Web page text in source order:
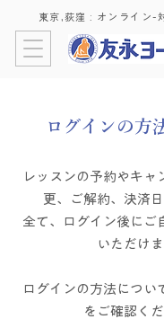
東京,荻窪 : ​オンライン-
ログインの方
レッスンの予約やキャ
更、ご解約、決済
全て、ログイン後にご
いただけま
ログインの方法につい
をご確認くだ